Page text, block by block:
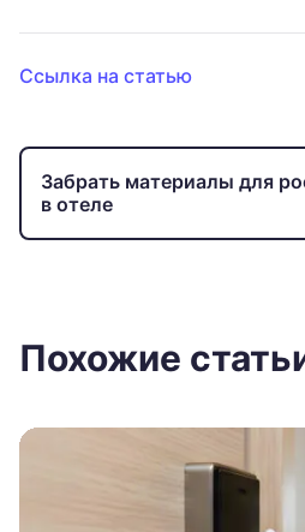
Ссылка на статью
Забрать материалы для
в отеле
Похожие